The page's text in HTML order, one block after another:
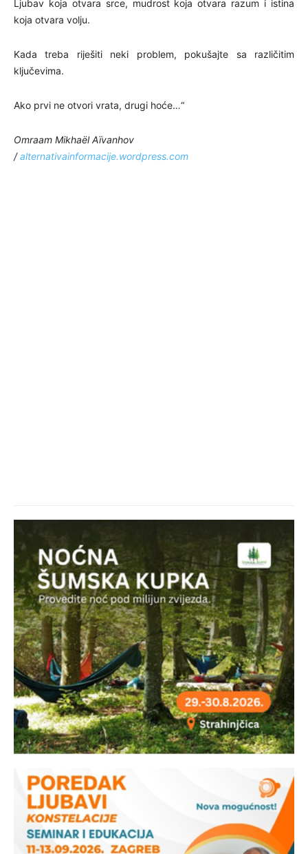
Ljubav koja otvara srce, mudrost koja otvara razum i istina
koja otvara volju.
Kada treba riješiti neki problem, pokušajte sa različitim
ključevima.
Ako prvi ne otvori vrata, drugi hoće…“
Omraam Mikhaël Aïvanhov
/alternativainformacije.wordpress.com